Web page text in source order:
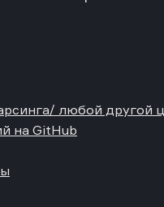
любой другой
на GitHub